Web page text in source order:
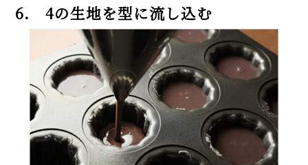
6. 4の生地を型に流し込む